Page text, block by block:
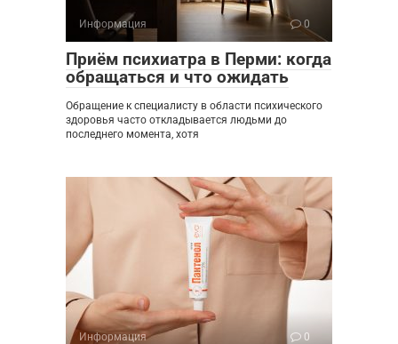
Информация 0
Приём психиатра в Перми: когда
обращаться и что ожидать
Обращение к специалисту в области психического
здоровья часто откладывается людьми до
последнего момента, хотя
Информация 0